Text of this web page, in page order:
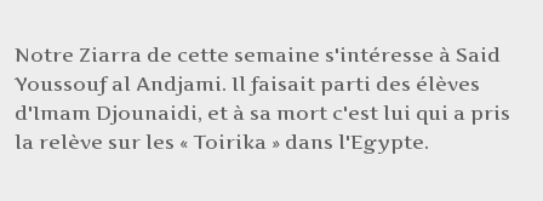
Notre Ziarra de cette semaine s'intéresse à Said
Youssouf al Andjami. Il faisait parti des élèves
d'Imam Djounaidi, et à sa mort c'est lui qui a pris
la relève sur les « Toirika » dans l'Egypte.